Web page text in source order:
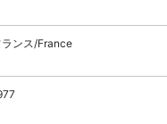
ランス/France